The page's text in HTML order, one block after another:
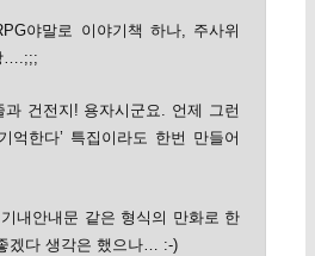
야말로 이야기책 하나, 주사위
….;;;
과 건전지! 용자시군요. 언제 그런
억한다’ 특집이라도 한번 만들어
내안내문 같은 형식의 만화로 한
겠다 생각은 했으나… :-)